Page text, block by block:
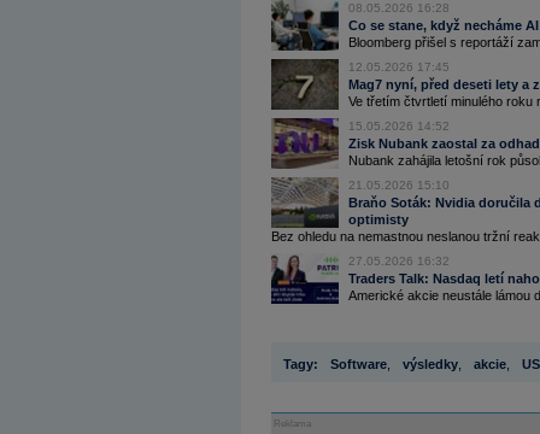
08.05.2026 16:28
Co se stane, když necháme
Bloomberg přišel s reportáží
12.05.2026 17:45
Mag7 nyní, před deseti lety a
Ve třetím čtvrtletí minulého
15.05.2026 14:52
Zisk Nubank zaostal za
Nubank zahájila letošní rok
21.05.2026 15:10
Braňo Soták: Nvidia doručila
optimisty
Bez ohledu na nemastnou neslanou tržní
27.05.2026 16:32
Traders Talk: Nasdaq letí
Americké akcie neustále lámou
Tagy: Software výsledky akcie
Reklama